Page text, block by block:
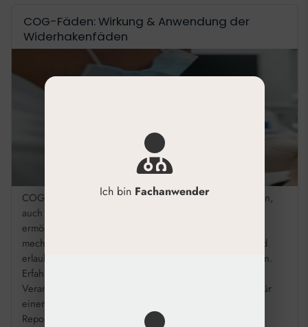
COG-Fäden: Wirkung & Anwendung der
Widerhakenfäden
COG-Fäden für das mechanische Fadenlifting COG-Fäden,
auch Barbed Threads oder Widerhakenfäden genannt,
ermöglichen durch ihre spezielle Struktur ein sofortiges
mechanisches Lifting. Sie verankern sich im Gewebe und
erlauben die präzise Repositionierung erschlaffter Partien.
Erfahren Sie hier alles zur fachgerechten Anwendung.
Verankern sich mittels Widerhaken (Barbs) im Gewebe für
einen starken, sofortigen Lifting-Effekt. Ermöglichen die
Repositionierung […]
Ich bin Fachanwender